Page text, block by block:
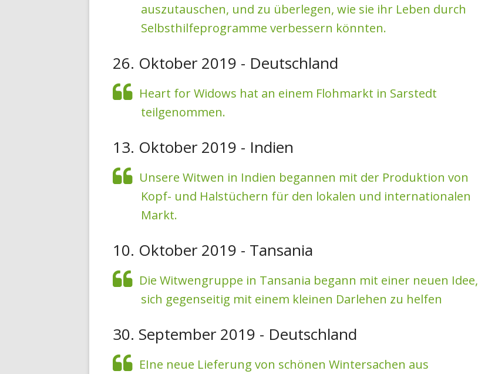
auszutauschen, und zu überlegen, wie sie ihr Leben durch
Selbsthilfeprogramme verbessern könnten.
26. Oktober 2019 - Deutschland
Heart for Widows hat an einem Flohmarkt in Sarstedt
teilgenommen.
13. Oktober 2019 - Indien
Unsere Witwen in Indien begannen mit der Produktion von
Kopf- und Halstüchern für den lokalen und internationalen
Markt.
10. Oktober 2019 - Tansania
Die Witwengruppe in Tansania begann mit einer neuen Idee,
sich gegenseitig mit einem kleinen Darlehen zu helfen
30. September 2019 - Deutschland
EIne neue Lieferung von schönen Wintersachen aus